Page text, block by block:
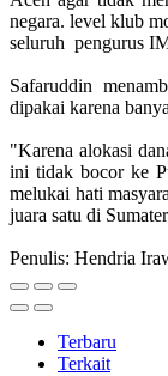
negara. level klub
seluruh pengurus
Safaruddin
dipakai karena
"Karena alokasi
ini tidak bocor ke
melukai hati
juara satu di
Penulis: Hendria
Terbaru
Terkait